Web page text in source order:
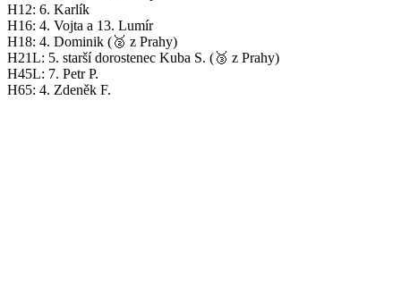
H12: 6. Karlík
H16: 4. Vojta a 13. Lumír
H18: 4. Dominik (🥈 z Prahy)
H21L: 5. starší dorostenec Kuba S. (🥉 z Prahy)
H45L: 7. Petr P.
H65: 4. Zdeněk F.